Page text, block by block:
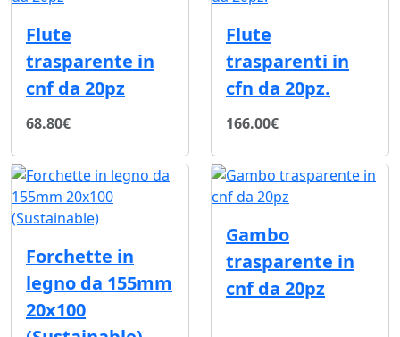
Flute
trasparente in
cnf da 20pz
68.80€
Flute
trasparenti in
cfn da 20pz.
166.00€
Forchette in
legno da 155mm
20x100
Gambo
trasparente in
cnf da 20pz